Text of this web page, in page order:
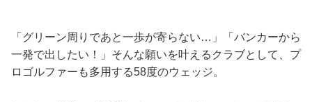
「グリーン周りであと一歩が寄らない…」「バンカーから
一発で出したい！」そんな願いを叶えるクラブとして、プ
ロゴルファーも多用する58度のウェッジ。